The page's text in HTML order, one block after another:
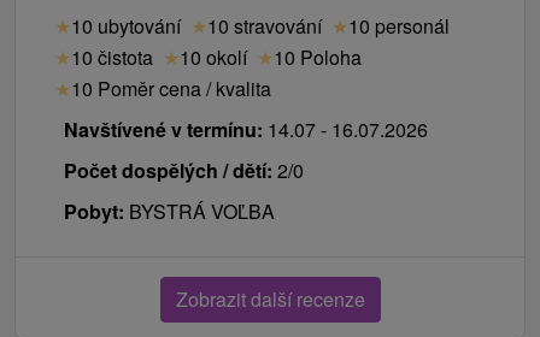
★10 ubytování ★10 stravování ★10 personál
★10 čistota ★10 okolí ★10 Poloha
★10 Poměr cena / kvalita
Navštívené v termínu: 14.07 - 16.07.2026
Počet dospělých / dětí: 2/0
Pobyt: BYSTRÁ VOĽBA
Zobrazit další recenze